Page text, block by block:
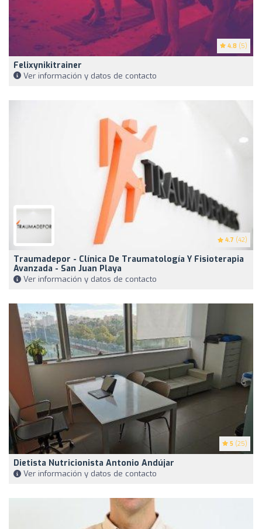
4.8 (5)
Felixynikitrainer
Ver información y datos de contacto
4.7 (42)
Traumadepor - Clínica De Traumatología Y Fisioterapia
Avanzada - San Juan Playa
Ver información y datos de contacto
5 (25)
Dietista Nutricionista Antonio Andújar
Ver información y datos de contacto